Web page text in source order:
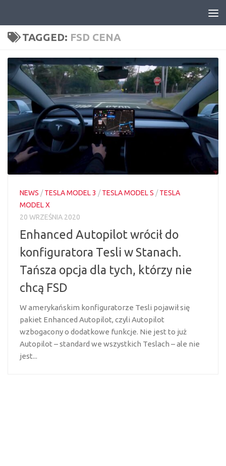
TAGGED: FSD CENA
NEWS /TESLA MODEL 3 /TESLA MODEL S /TESLA
MODEL X
20 WRZEŚNIA 2020
Enhanced Autopilot wrócił do
konfiguratora Tesli w Stanach.
Tańsza opcja dla tych, którzy nie
chcą FSD
W amerykańskim konfiguratorze Tesli pojawił się
pakiet Enhanced Autopilot, czyli Autopilot
wzbogacony o dodatkowe funkcje. Nie jest to już
Autopilot – standard we wszystkich Teslach – ale nie
jest...